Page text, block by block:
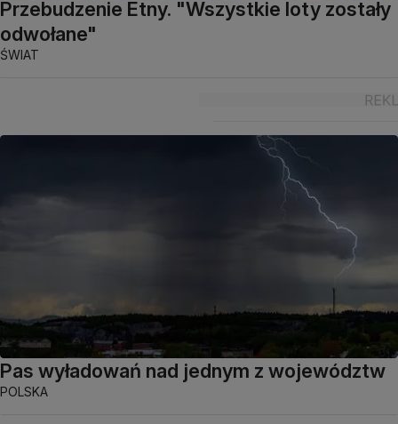
Przebudzenie Etny. "Wszystkie loty zostały
odwołane"
ŚWIAT
Pas wyładowań nad jednym z województw
POLSKA